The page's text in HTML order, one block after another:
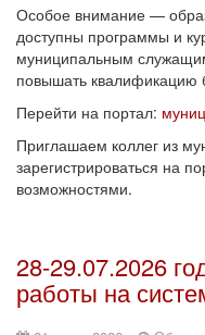
Особое внимание —
доступны программы и
муниципальным
повышать квалификацию
Перейти на портал:
Приглашаем коллег из
зарегистрироваться на
возможностями.
28-29.07.2026
работы на